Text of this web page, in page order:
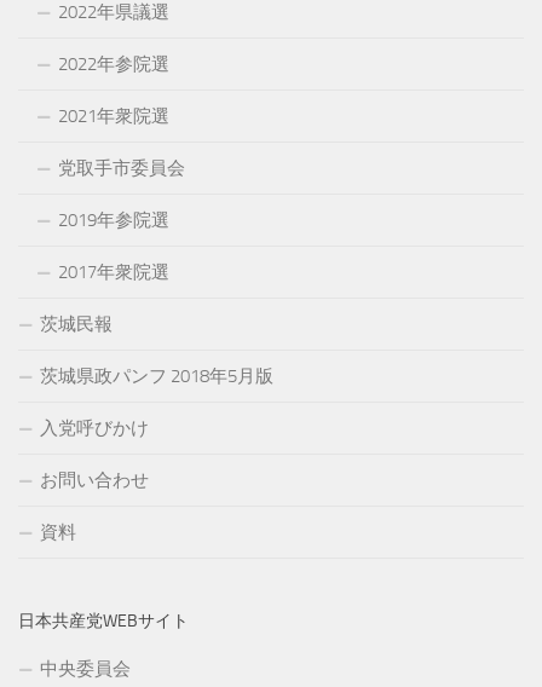
2022年県議選
2022年参院選
2021年衆院選
党取手市委員会
2019年参院選
2017年衆院選
茨城民報
茨城県政パンフ 2018年5月版
入党呼びかけ
お問い合わせ
資料
日本共産党WEBサイト
中央委員会